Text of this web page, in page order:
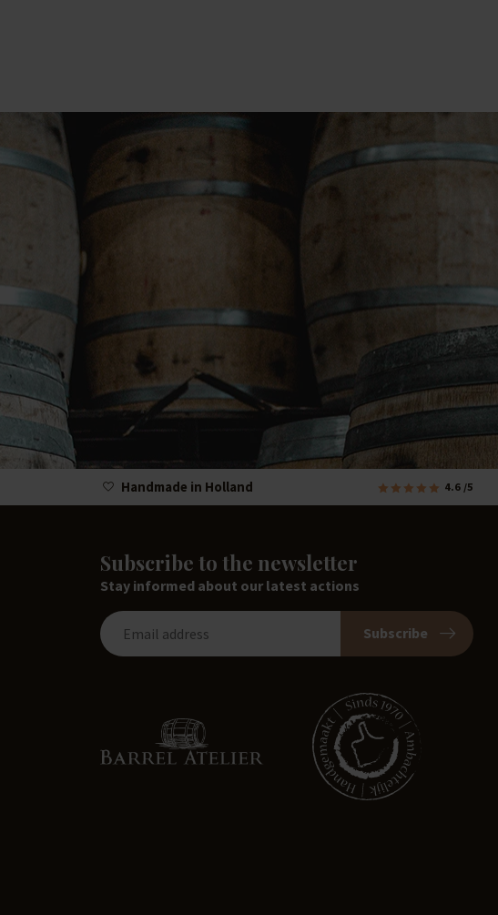
Handmade in Holland 4.6 /5
Subscribe to the newsletter
Stay informed about our latest actions
Subscribe